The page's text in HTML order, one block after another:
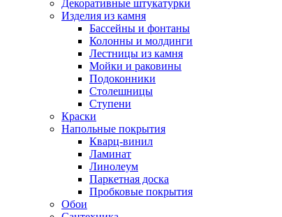
Декоративные штукатурки
Изделия из камня
Бассейны и фонтаны
Колонны и молдинги
Лестницы из камня
Мойки и раковины
Подоконники
Столешницы
Ступени
Краски
Напольные покрытия
Кварц-винил
Ламинат
Линолеум
Паркетная доска
Пробковые покрытия
Обои